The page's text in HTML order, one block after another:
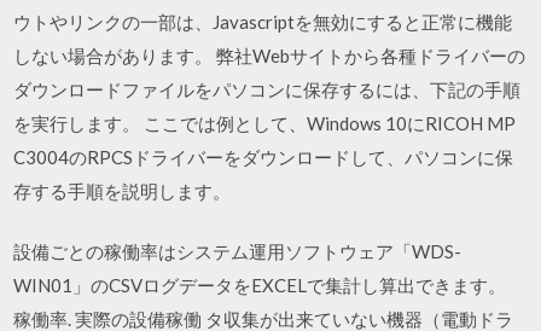
ウトやリンクの一部は、Javascriptを無効にすると正常に機能
しない場合があります。 弊社Webサイトから各種ドライバーの
ダウンロードファイルをパソコンに保存するには、下記の手順
を実行します。 ここでは例として、Windows 10にRICOH MP
C3004のRPCSドライバーをダウンロードして、パソコンに保
存する手順を説明します。
設備ごとの稼働率はシステム運用ソフトウェア「WDS-
WIN01」のCSVログデータをEXCELで集計し算出できます。
稼働率. 実際の設備稼働 タ収集が出来ていない機器（電動ドラ